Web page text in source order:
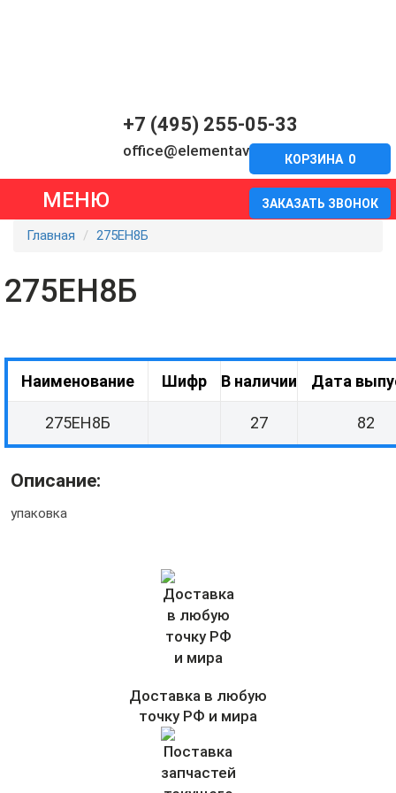
+7 (495) 255-05-33
office@elementavia.ru
ЗАКАЗАТЬ ЗВОНОК
КОРЗИНА 0
МЕНЮ
Главная 275ЕН8Б
275ЕН8Б
Наименование Шифр В наличии Дата
275ЕН8Б 27 82
Описание:
упаковка
Доставка в любую
точку РФ и мира